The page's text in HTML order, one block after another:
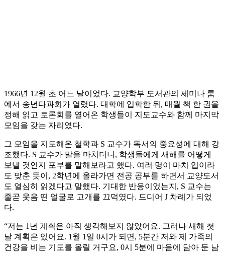
1966년 12월 초 어느 날이었다. 교양학부 도서관의 세미나 룸
에서 송년다과회가 열렸다. 대학에 입학한 뒤, 매월 책 한 권을
정해 읽고 토론회를 열어온 학생들이 지도교수와 함께 마지막
모임을 갖는 자리였다.
그 모임을 지도해온 철학과 S 교수가 독서의 중요성에 대해 강
조했다. S 교수가 말을 마치더니, 학생들에게 새해를 어떻게
보낼 것인지 포부를 말해보라고 했다. 여러 명이 마치 입이라
도 맞춘 듯이, 2학년에 올라가면 전공 공부를 하면서 교양도서
도 열심히 읽겠다고 말했다. 기대한 반응이었는지, S 교수는
줄곧 웃음 띤 얼굴로 고개를 끄덕였다. 드디어 J 차례가 되었
다.
“저는 1년 계획은 아직 생각해보지 않았어요. 그러나 새해 첫
날 계획은 있어요. 1월 1일 0시가 되면, 5분간 저와 제 가족의
건강을 비는 기도를 올릴 거구요, 0시 5분에 마음에 담아 둔 남